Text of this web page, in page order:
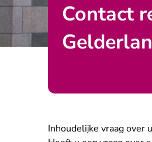
Contact
Inhoudelijke vraag over